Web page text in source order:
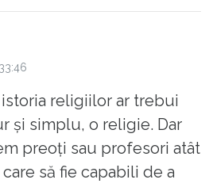
religiilor ar trebui
și simplu, o religie. Dar
preoți sau profesori atât
să fie capabili de a